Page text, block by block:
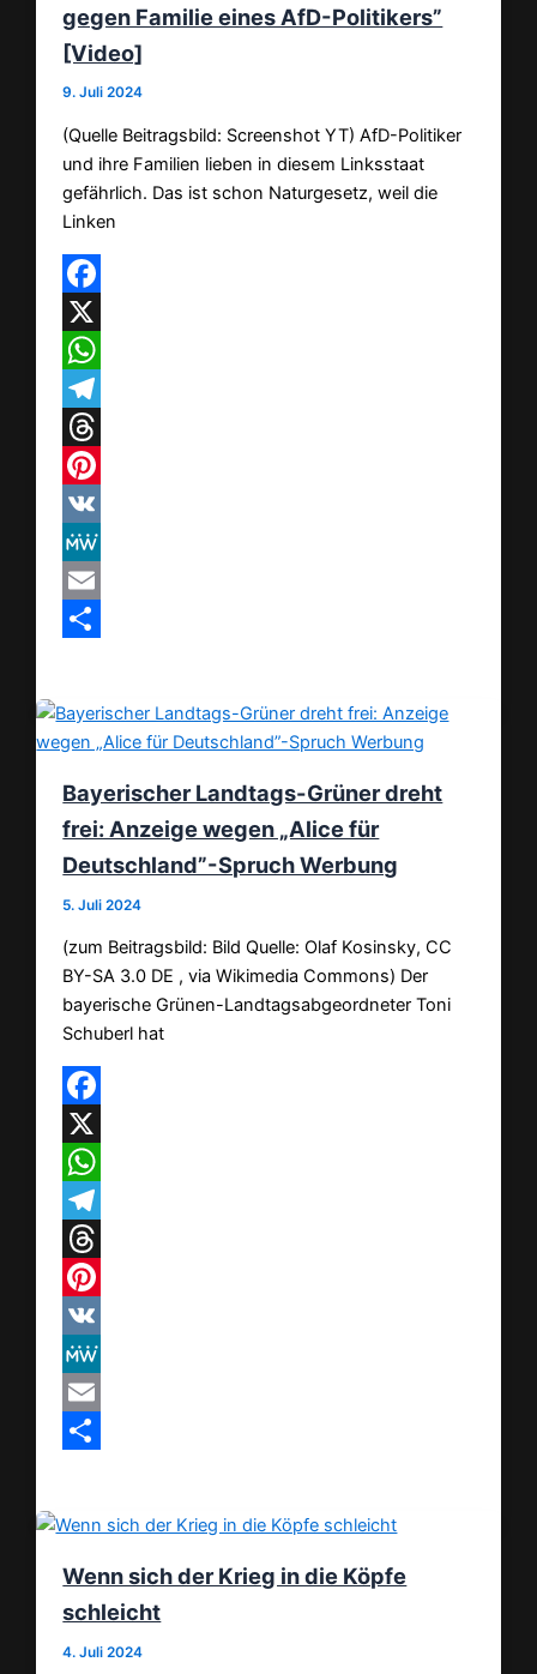
gegen Familie eines AfD-Politikers”
[Video]
9. Juli 2024
(Quelle Beitragsbild: Screenshot YT) AfD-Politiker
und ihre Familien lieben in diesem Linksstaat
gefährlich. Das ist schon Naturgesetz, weil die
Linken
Facebook
X
WhatsApp
Telegram
Threads
Pinterest
VK
MeWe
Email
Bayerischer Landtags-Grüner dreht
frei: Anzeige wegen „Alice für
Deutschland”-Spruch Werbung
5. Juli 2024
(zum Beitragsbild: Bild Quelle: Olaf Kosinsky, CC
BY-SA 3.0 DE , via Wikimedia Commons) Der
bayerische Grünen-Landtagsabgeordneter Toni
Schuberl hat
Facebook
X
WhatsApp
Telegram
Threads
Pinterest
VK
MeWe
Email
Wenn sich der Krieg in die Köpfe
schleicht
4. Juli 2024